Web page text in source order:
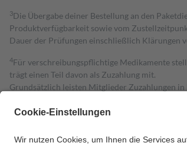
3Die Übergabe deiner Bestellung an den
Produktverfügbarkeit sowie vom
Dauer der Prüfungen einschließlich Klärungen
4Für verschreibungspflichtige Medikamente
trägt einen Teil davon als Zuzahlung mit.
Grundsätzlich leisten Mitglieder Zuzahlungen in
Diese Regeln gelten grundsätzlich auch für
Um das Engagement der Versicherten für ihre